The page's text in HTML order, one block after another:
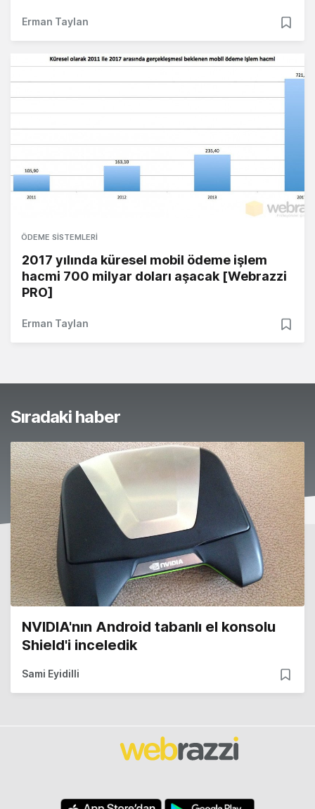
Erman Taylan
ÖDEME SISTEMLERI
2017 yılında küresel mobil ödeme işlem
hacmi 700 milyar doları aşacak [Webrazzi
PRO]
Erman Taylan
Sıradaki haber
NVIDIA'nın Android tabanlı el konsolu
Shield'i inceledik
Sami Eyidilli